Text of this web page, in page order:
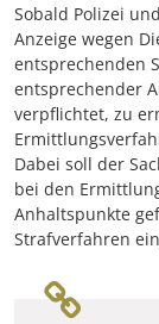
Sobald Polizei
Anzeige wegen
entsprechenden
entsprechender
verpflichtet, zu
Dabei soll der
bei den
Anhaltspunkte
Strafverfahren